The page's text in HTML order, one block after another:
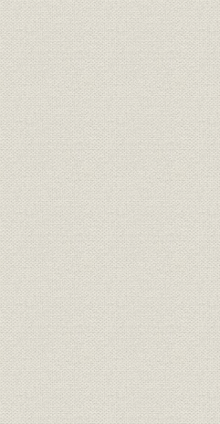
沿革
昭和55
(2003年)
経営者 創業者
事業所
錦絵に
「安田
事業所 第三国